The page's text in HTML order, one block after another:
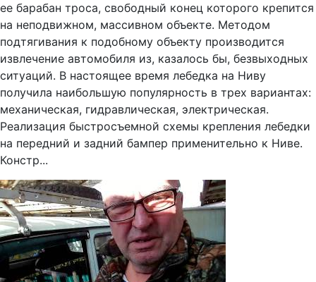
ее барабан троса, свободный конец которого крепится
на неподвижном, массивном объекте. Методом
подтягивания к подобному объекту производится
извлечение автомобиля из, казалось бы, безвыходных
ситуаций. В настоящее время лебедка на Ниву
получила наибольшую популярность в трех вариантах:
механическая, гидравлическая, электрическая.
Реализация быстросъемной схемы крепления лебедки
на передний и задний бампер применительно к Ниве.
Констр...